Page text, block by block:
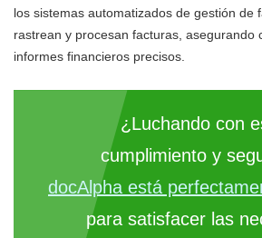
los sistemas automatizados de gestión de
rastrean y procesan facturas, asegurando
informes financieros precisos.
¿Luchando con
cumplimiento y
docAlpha está
para satisfacer las